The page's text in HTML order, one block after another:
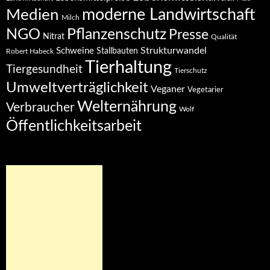
Medien Milch moderne Landwirtschaft
NGO Nitrat Pflanzenschutz Presse Qualität
Robert Habeck Schweine Stallbauten Strukturwandel
Tiergesundheit Tierhaltung Tierschutz
Umweltverträglichkeit Veganer Vegetarier
VerbraucherWelternährung Wolf
Öffentlichkeitsarbeit